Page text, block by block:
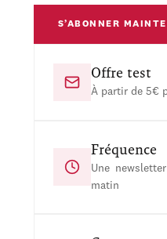
S’ABONNER
Offre test
À partir de 5€
Fréquence
Une
matin